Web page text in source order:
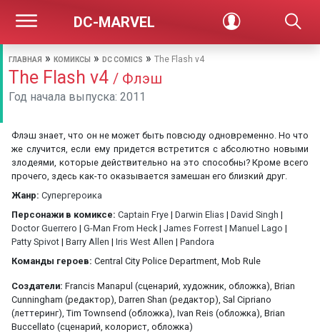
DC-MARVEL
ГЛАВНАЯ » КОМИКСЫ » DC COMICS » The Flash v4
The Flash v4 / Флэш
Год начала выпуска: 2011
Флэш знает, что он не может быть повсюду одновременно. Но что
же случится, если ему придется встретится с абсолютно новыми
злодеями, которые действительно на это способны? Кроме всего
прочего, здесь как-то оказывается замешан его близкий друг.
Жанр: Супергероика
Персонажи в комиксе: Captain Frye | Darwin Elias | David Singh |
Doctor Guerrero | G-Man From Heck| James Forrest | Manuel Lago |
Patty Spivot | Barry Allen | Iris West Allen | Pandora
Команды героев: Central City Police Department, Mob Rule
Создатели: Francis Manapul (сценарий, художник, обложка), Brian
Cunningham (редактор), Darren Shan (редактор), Sal Cipriano
(леттеринг), Tim Townsend (обложка), Ivan Reis (обложка), Brian
Buccellato (сценарий, колорист, обложка)